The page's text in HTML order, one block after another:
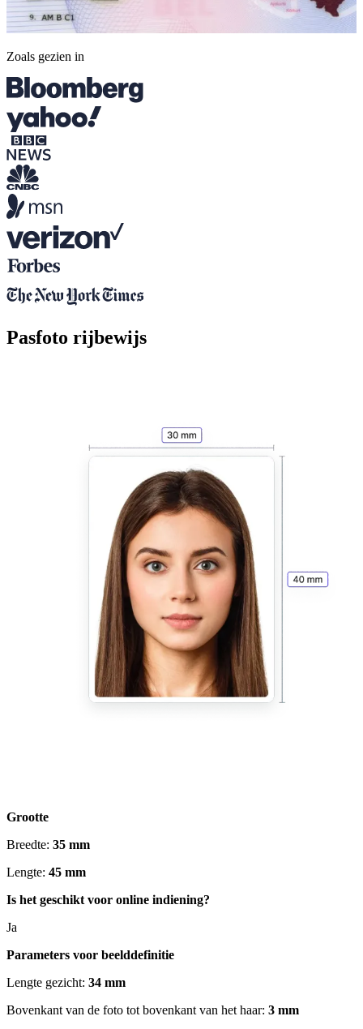
Zoals gezien in
Pasfoto rijbewijs
Grootte
Breedte: 35 mm
Lengte: 45 mm
Is het geschikt voor online indiening?
Ja
Parameters voor beelddefinitie
Lengte gezicht: 34 mm
Bovenkant van de foto tot bovenkant van het haar: 3 mm